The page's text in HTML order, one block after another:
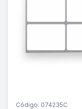
Código: 074235C